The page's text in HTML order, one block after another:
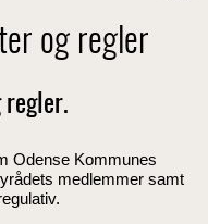
og regler
regler.
Odense Kommunes
medlemmer samt